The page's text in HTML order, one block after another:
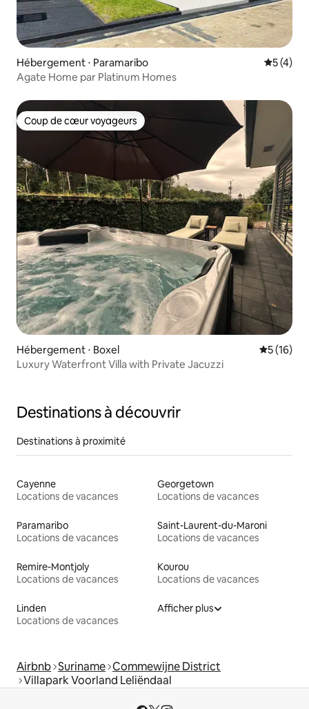
Hébergement ⋅ Paramaribo
5 (4)
Agate Home par Platinum Homes
Coup de cœur voyageurs
Coup de cœur voyageurs
Hébergement ⋅ Boxel
5 (16)
Luxury Waterfront Villa with Private Jacuzzi
Destinations à découvrir
Destinations à proximité
Cayenne
Locations de vacances
Georgetown
Locations de vacances
Paramaribo
Locations de vacances
Saint-Laurent-du-Maroni
Locations de vacances
Remire-Montjoly
Locations de vacances
Kourou
Locations de vacances
Linden
Locations de vacances
Afficher plus
Airbnb Suriname Commewijne District
Villapark Voorland Leliëndaal